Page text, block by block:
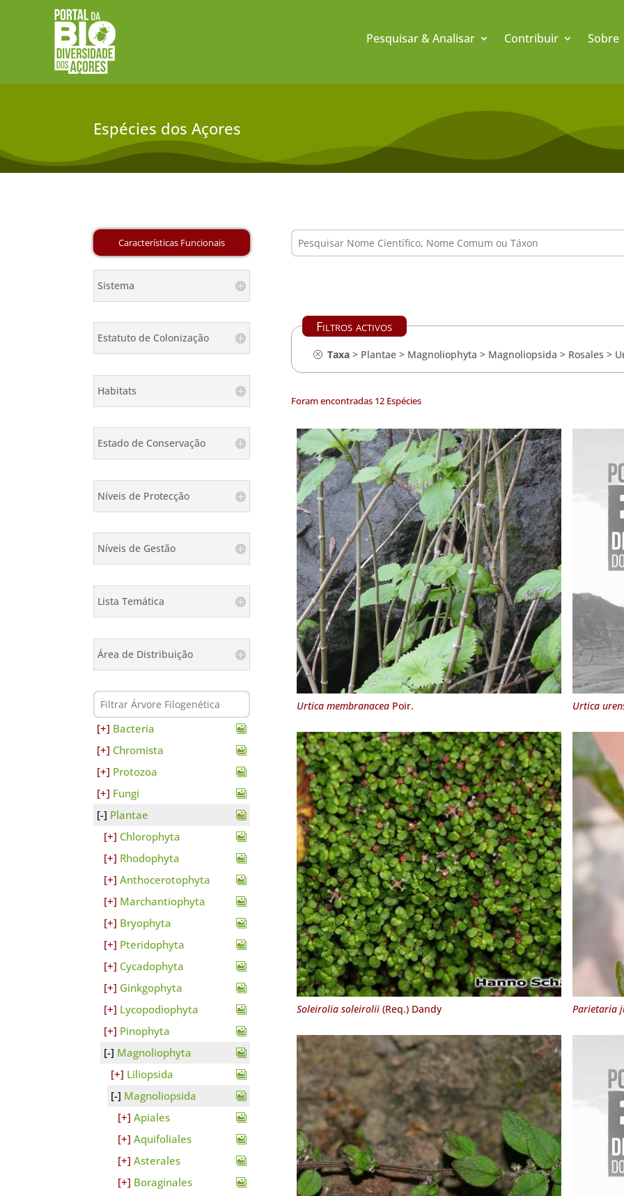
Pesquisar & Analisar Contribuir Sobre
Espécies dos Açores
Sistema
Estatuto de Colonização
Habitats
Estado de Conservação
Níveis de Protecção
Níveis de Gestão
Lista Temática
Área de Distribuição
Bacteria
Chromista
Protozoa
Fungi
Plantae
Chlorophyta
Rhodophyta
Anthocerotophyta
Marchantiophyta
Bryophyta
Pteridophyta
Cycadophyta
Ginkgophyta
Lycopodiophyta
Pinophyta
Magnoliophyta
Liliopsida
Magnoliopsida
Apiales
Aquifoliales
Asterales
Boraginales
Filtros activos
Taxa> Plantae> Magnoliophyta > Magnoliopsida > Rosales >
Foram encontradas 12 Espécies
Urtica membranaceaPoir. Urtica
Soleirolia soleirolii(Req.) Dandy Parietaria